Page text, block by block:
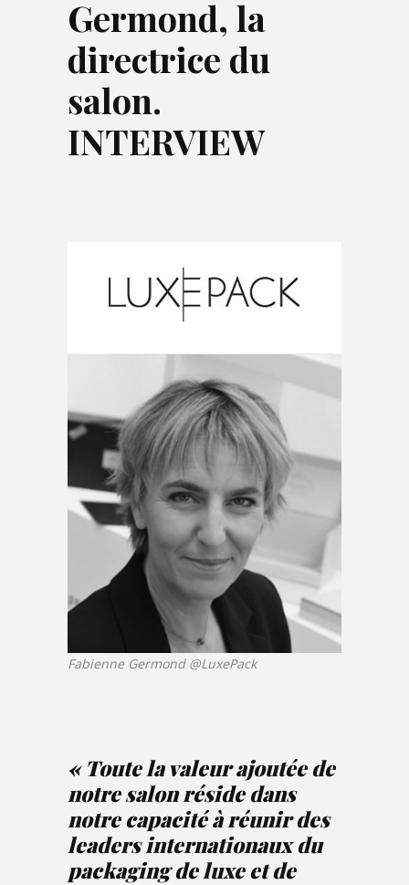
Germond, la
directrice du
salon.
INTERVIEW
Fabienne Germond @LuxePack
« Toute la valeur ajoutée de
notre salon réside dans
notre capacité à réunir des
leaders internationaux du
packaging de luxe et de